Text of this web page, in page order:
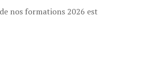
nos formations 2026 est